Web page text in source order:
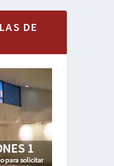
DE